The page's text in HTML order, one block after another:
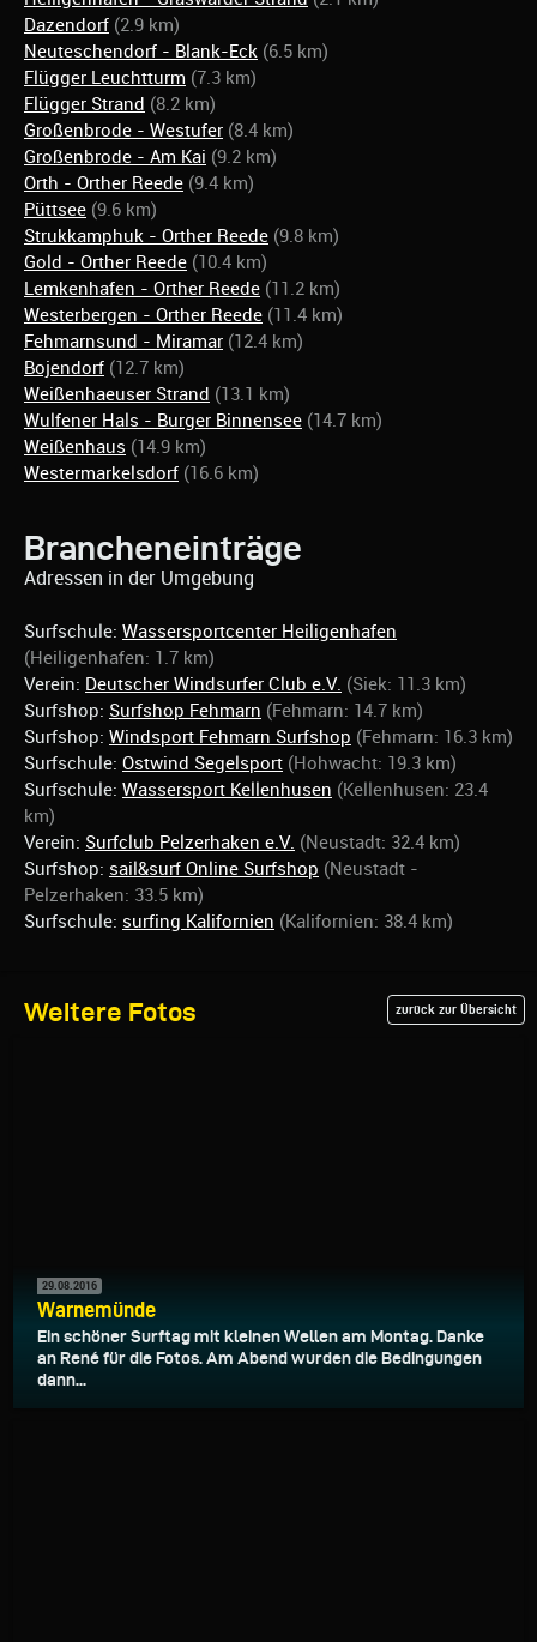
Dazendorf (2.9 km)
Neuteschendorf - Blank-Eck (6.5 km)
Flügger Leuchtturm (7.3 km)
Flügger Strand (8.2 km)
Großenbrode - Westufer (8.4 km)
Großenbrode - Am Kai (9.2 km)
Orth - Orther Reede (9.4 km)
Püttsee (9.6 km)
Strukkamphuk - Orther Reede (9.8 km)
Gold - Orther Reede (10.4 km)
Lemkenhafen - Orther Reede (11.2 km)
Westerbergen - Orther Reede (11.4 km)
Fehmarnsund - Miramar (12.4 km)
Bojendorf (12.7 km)
Weißenhaeuser Strand (13.1 km)
Wulfener Hals - Burger Binnensee (14.7 km)
Weißenhaus (14.9 km)
Westermarkelsdorf (16.6 km)
Brancheneinträge
Adressen in der Umgebung
Surfschule: Wassersportcenter Heiligenhafen
(Heiligenhafen: 1.7 km)
Verein: Deutscher Windsurfer Club e.V. (Siek: 11.3 km)
Surfshop: Surfshop Fehmarn (Fehmarn: 14.7 km)
Surfshop: Windsport Fehmarn Surfshop (Fehmarn: 16.3 km)
Surfschule: Ostwind Segelsport (Hohwacht: 19.3 km)
Surfschule: Wassersport Kellenhusen (Kellenhusen: 23.4
km)
Verein: Surfclub Pelzerhaken e.V. (Neustadt: 32.4 km)
Surfshop: sail&surf Online Surfshop (Neustadt -
Pelzerhaken: 33.5 km)
Surfschule: surfing Kalifornien (Kalifornien: 38.4 km)
Weitere Fotos zurück zur Übersicht
29.08.2016
Warnemünde
Ein schöner Surftag mit kleinen Wellen am Montag. Danke
an René für die Fotos. Am Abend wurden die Bedingungen
dann...